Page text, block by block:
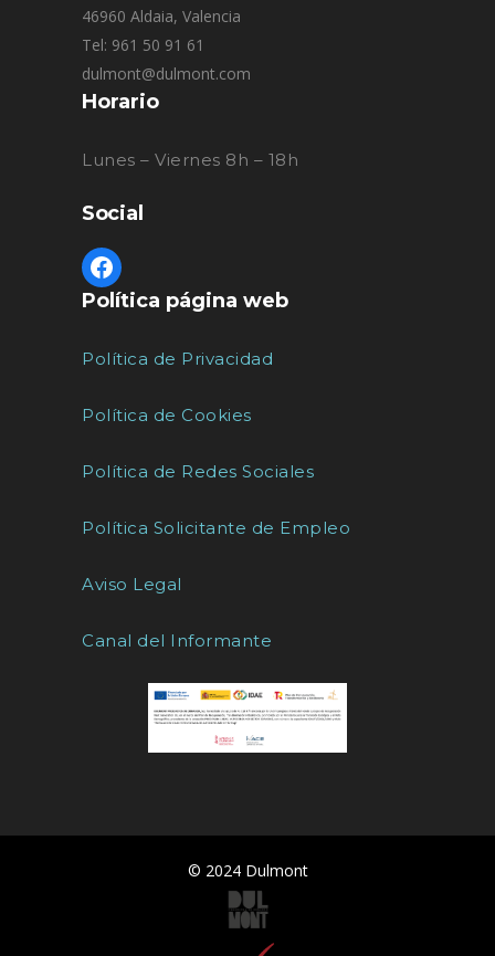
46960 Aldaia, Valencia
Tel: 961 50 91 61
dulmont@dulmont.com
Horario
Lunes – Viernes 8h – 18h
Social
Política página web
Política de Privacidad
Política de Cookies
Política de Redes Sociales
Política Solicitante de Empleo
Aviso Legal
Canal del Informante
© 2024 Dulmont